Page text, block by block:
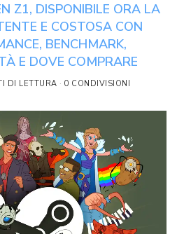
Z1, DISPONIBILE ORA LA
E COSTOSA CON
BENCHMARK,
E DOVE COMPRARE
DI LETTURA 0 CONDIVISIONI